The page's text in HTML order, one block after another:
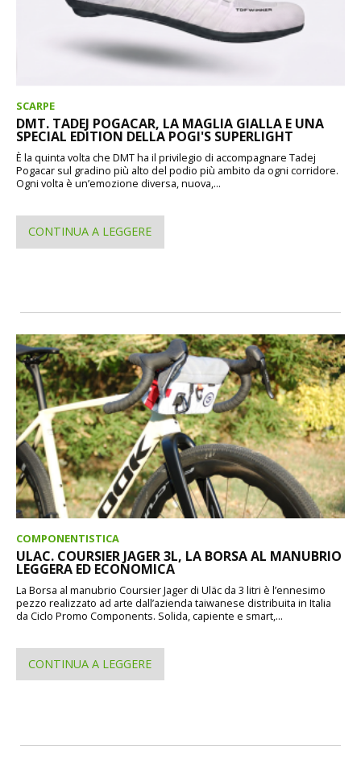
SCARPE
DMT. TADEJ POGACAR, LA MAGLIA GIALLA E UNA
SPECIAL EDITION DELLA POGI'S SUPERLIGHT
È la quinta volta che DMT ha il privilegio di accompagnare Tadej
Pogacar sul gradino più alto del podio più ambito da ogni corridore.
Ogni volta è un’emozione diversa, nuova,...
CONTINUA A LEGGERE
COMPONENTISTICA
ULAC. COURSIER JAGER 3L, LA BORSA AL MANUBRIO
LEGGERA ED ECONOMICA
La Borsa al manubrio Coursier Jager di Uläc da 3 litri è l’ennesimo
pezzo realizzato ad arte dall’azienda taiwanese distribuita in Italia
da Ciclo Promo Components. Solida, capiente e smart,...
CONTINUA A LEGGERE